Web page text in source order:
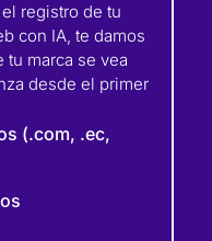
registro de tu
con IA, te damos
tu marca se vea
desde el primer
(.com, .ec,